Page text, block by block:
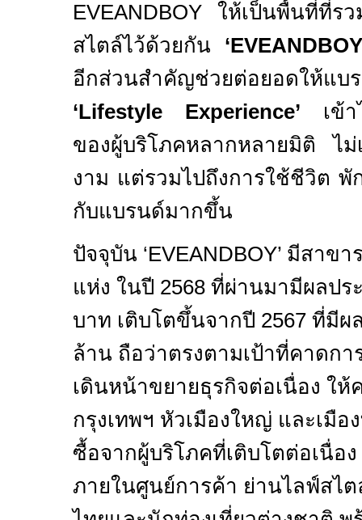
EVEANDBOY ให้เป็นพื้นที่ที่ร
สไตล์ไว้ด้วยกัน ‘
อีกส่วนสำคัญช่วยต่อยอดให้แบ
‘Lifestyle Experience’
เข้
ของผู้บริโภคหลากหลายมิติ ไม่
งาม แต่รวมไปถึงการใช้ชีวิต พั
กับแบรนด์มากขึ้น
ปัจจุบัน ‘EVEANDBOY’ มีสาขา
แห่ง ในปี 2568 ที่ผ่านมามีผลปร
บาท เติบโตขึ้นจากปี 2567 ที่มีผ
ล้าน ถือว่าตรงตามเป้าที่คาดก
เดินหน้าขยายธุรกิจต่อเนื่อง ใ
กรุงเทพฯ หัวเมืองใหญ่ และเมื
ซื้อจากผู้บริโภคที่เติบโตต่อเนื่อ
ภายในศูนย์การค้า ย่านไลฟ์สไ